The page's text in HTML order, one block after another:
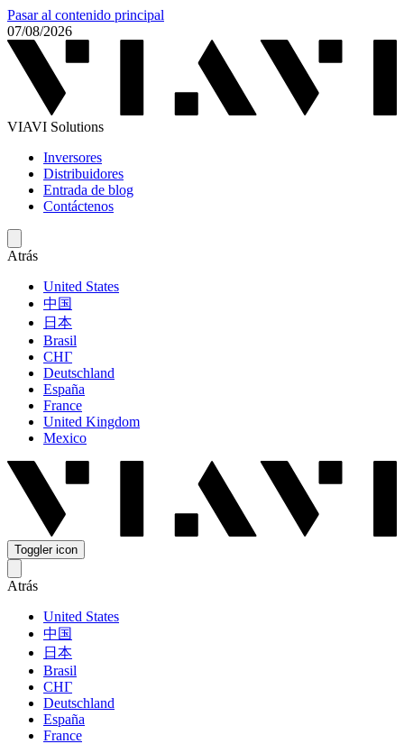
Pasar al contenido principal
07/08/2026
VIAVI Solutions
Inversores
Distribuidores
Entrada de blog
Contáctenos
Atrás
United States
中国
日本
Brasil
СНГ
Deutschland
España
France
United Kingdom
Mexico
Toggler icon
Atrás
United States
中国
日本
Brasil
СНГ
Deutschland
España
France